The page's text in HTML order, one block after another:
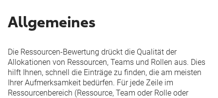
Allgemeines
Die Ressourcen-Bewertung drückt die Qualität der
Allokationen von Ressourcen, Teams und Rollen aus. Dies
hilft Ihnen, schnell die Einträge zu finden, die am meisten
Ihrer Aufmerksamkeit bedürfen. Für jede Zeile im
Ressourcenbereich (Ressource, Team oder Rolle oder